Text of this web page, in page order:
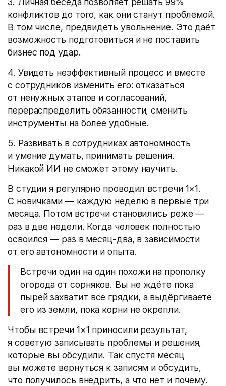
конфликтов до того, как они станут проблемой.
В том числе, предвидеть увольнение. Это даёт
возможность подготовиться и не поставить
бизнес под удар.
4. Увидеть неэффективный процесс и вместе
с сотрудников изменить его: отказаться
от ненужных этапов и согласований,
перераспределить обязанности, сменить
инструменты на более удобные.
5. Развивать в сотрудниках автономность
и умение думать, принимать решения.
Никакой ИИ не сможет этому научить.
В студии я регулярно проводил встречи 1×1.
С новичками — каждую неделю в первые три
месяца. Потом встречи становились реже —
раз в две недели. Когда человек полностью
освоился — раз в месяц-два, в зависимости
от его автономности и опыта.
Встречи один на один похожи на прополку
огорода от сорняков. Вы не ждёте пока
пырей захватит все грядки, а выдёргиваете
его из земли, пока корни не окрепли.
Чтобы встречи 1×1 приносили результат,
я советую записывать проблемы и решения,
которые вы обсудили. Так спустя месяц
вы можете вернуться к записям и обсудить,
что получилось внедрить, а что нет и почему.